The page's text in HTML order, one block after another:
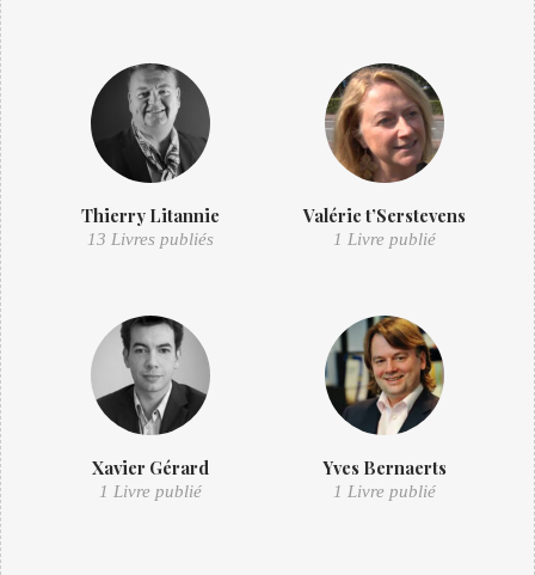
Thierry Litannie
13 Livres publiés
Valérie t’Serstevens
1 Livre publié
Xavier Gérard
1 Livre publié
Yves Bernaerts
1 Livre publié